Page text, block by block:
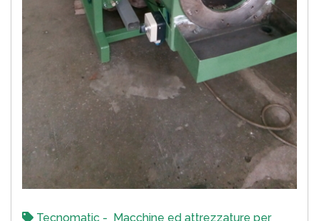
Tecnomatic - Macchine ed attrezzature per